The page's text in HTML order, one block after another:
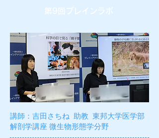
第9回ブレインラボ
講師： 吉田さちね 助教 ​ 東邦大学医学部
解剖学講座 微生物形態学分野